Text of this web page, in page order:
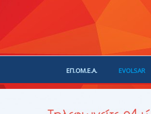
ΕΠ.ΟΜ.Ε.Α. EVOLSAR